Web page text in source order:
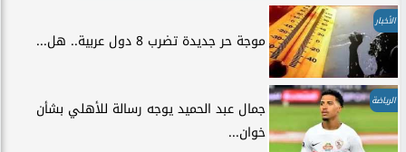
الأخبار
موجة حر جديدة تضرب 8 دول عربية.. هل...
الرياضة
جمال عبد الحميد يوجه رسالة للأهلي بشأن
خوان...